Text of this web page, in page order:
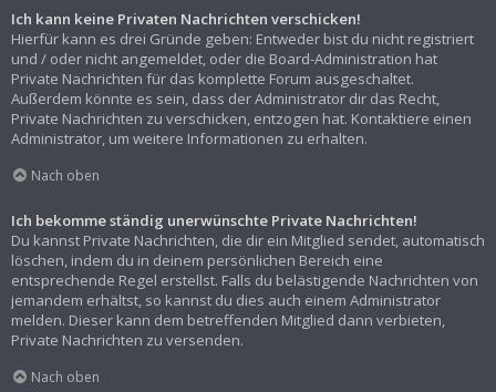
Ich kann keine Privaten Nachrichten verschicken!
Hierfür kann es drei Gründe geben: Entweder bist du nicht registriert
und / oder nicht angemeldet, oder die Board-Administration hat
Private Nachrichten für das komplette Forum ausgeschaltet.
Außerdem könnte es sein, dass der Administrator dir das Recht,
Private Nachrichten zu verschicken, entzogen hat. Kontaktiere einen
Administrator, um weitere Informationen zu erhalten.
Nach oben
Ich bekomme ständig unerwünschte Private Nachrichten!
Du kannst Private Nachrichten, die dir ein Mitglied sendet, automatisch
löschen, indem du in deinem persönlichen Bereich eine
entsprechende Regel erstellst. Falls du belästigende Nachrichten von
jemandem erhältst, so kannst du dies auch einem Administrator
melden. Dieser kann dem betreffenden Mitglied dann verbieten,
Private Nachrichten zu versenden.
Nach oben